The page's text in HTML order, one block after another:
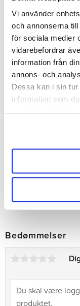
Vi använder
och annonserna
för sociala medier
vidarebefordrar
information från
annons- och
Dessa kan i sin
information som
Mærkpen til Stål
Genopfyld 3
og to sølv. Til
136,00 SEK
Del
Bedømmelser